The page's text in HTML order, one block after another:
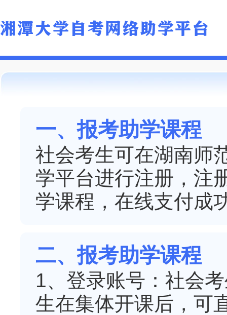
一、报考助学课程
社会考生可在湖南师
学平台进行注册，注
学课程，在线支付成
二、报考助学课程
1、登录账号：社会
生在集体开课后，可